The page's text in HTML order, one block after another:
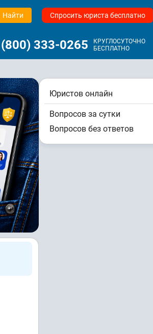
Найти Спросить юриста бесплатно
333-0265
КРУГЛОСУТОЧНО
БЕСПЛАТНО
Юристов онлайн
Вопросов за сутки
Вопросов без ответов